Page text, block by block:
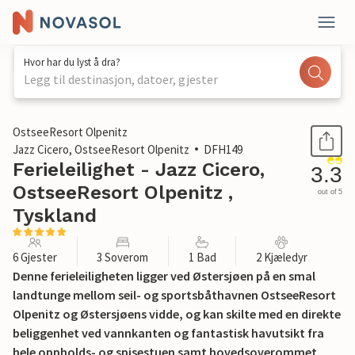
Hvor har du lyst å dra?
Legg til destinasjon, datoer, gjester
1 / 24
OstseeResort Olpenitz
Jazz Cicero, OstseeResort Olpenitz
DFH149
Ferieleilighet - Jazz Cicero,
OstseeResort Olpenitz ,
Tyskland
3.3
out of 5
6 Gjester 3 Soverom 1 Bad 2 Kjæledyr
Denne ferieleiligheten ligger ved Østersjøen på en smal
landtunge mellom seil- og sportsbåthavnen OstseeResort
Olpenitz og Østersjøens vidde, og kan skilte med en direkte
beliggenhet ved vannkanten og fantastisk havutsikt fra